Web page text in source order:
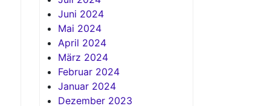
Juni 2024
Mai 2024
April 2024
März 2024
Februar 2024
Januar 2024
Dezember 2023